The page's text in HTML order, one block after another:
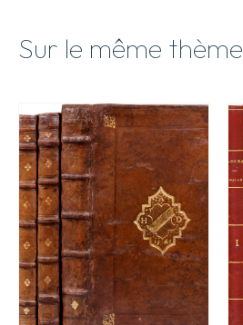
Sur le même thème